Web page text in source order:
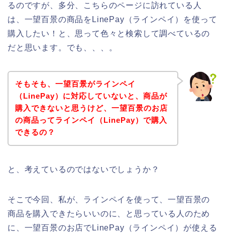
るのですが、多分、こちらのページに訪れている人
は、一望百景の商品をLinePay（ラインペイ）を使って
購入したい！と、思って色々と検索して調べているの
だと思います。でも、、、。
そもそも、一望百景がラインペイ
（LinePay）に対応していないと、商品が
購入できないと思うけど、一望百景のお店
の商品ってラインペイ（LinePay）で購入
できるの？
と、考えているのではないでしょうか？
そこで今回、私が、ラインペイを使って、一望百景の
商品を購入できたらいいのに、と思っている人のため
に、一望百景のお店でLinePay（ラインペイ）が使える